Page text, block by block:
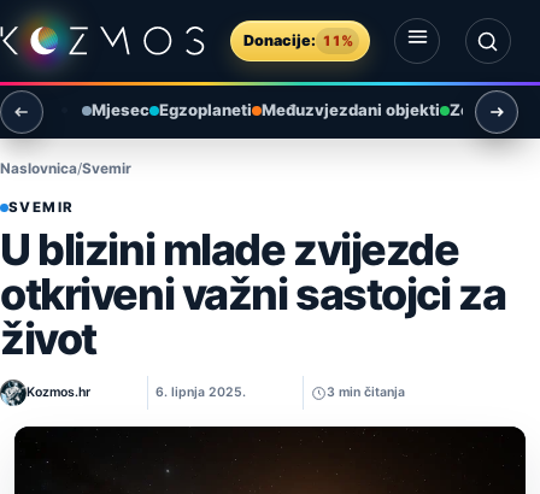
Preskoči na sadržaj
Donacije: 11%
Otvori izbornik
Otvori pretragu
Mjesec Egzoplaneti Međuzvjezdani objekti Zemlja i
Naslovnica Svemir
SVEMIR
U blizini mlade zvijezde
otkriveni važni sastojci za
život
Kozmos.hr 6. lipnja 2025. 3 min čitanja